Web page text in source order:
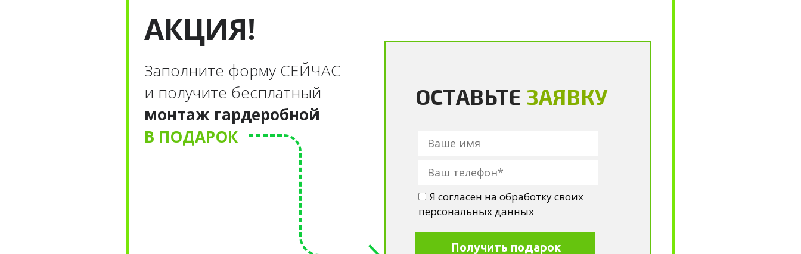
Заполните форму СЕЙЧАС
и получите бесплатный
монтаж гардеробной
В ПОДАРОК
АКЦИЯ!
Я согласен на обработку своих
персональных данных
Получить подарок
ОСТАВЬТЕ ЗАЯВКУ